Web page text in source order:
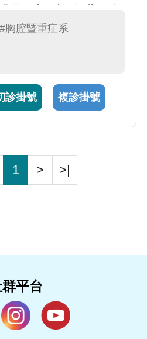
略，也擔任許多呼吸道
#胸腔暨重症系
診掛號 複診掛號
1 > >|
平台